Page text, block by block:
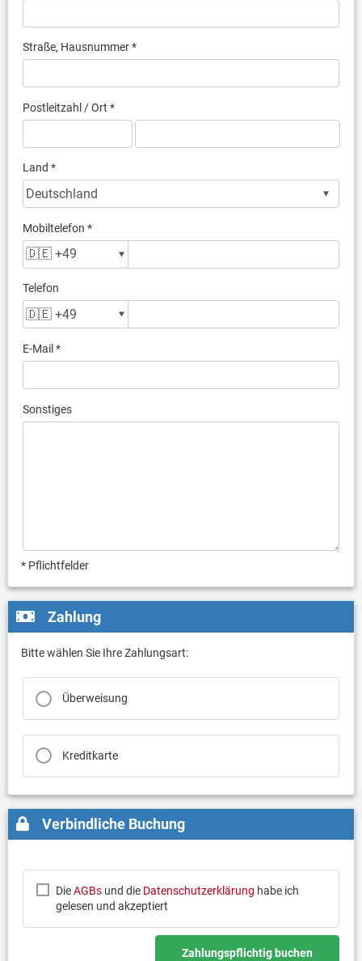
Straße, Hausnummer *
Postleitzahl / Ort *
Land *
Mobiltelefon *
Telefon
E-Mail *
Sonstiges
* Pflichtfelder
Zahlung
Bitte wählen Sie Ihre Zahlungsart:
Überweisung
Kreditkarte
Verbindliche Buchung
DieAGBsund die Datenschutzerklärung habe ich
gelesen und akzeptiert
Zahlungspflichtig buchen